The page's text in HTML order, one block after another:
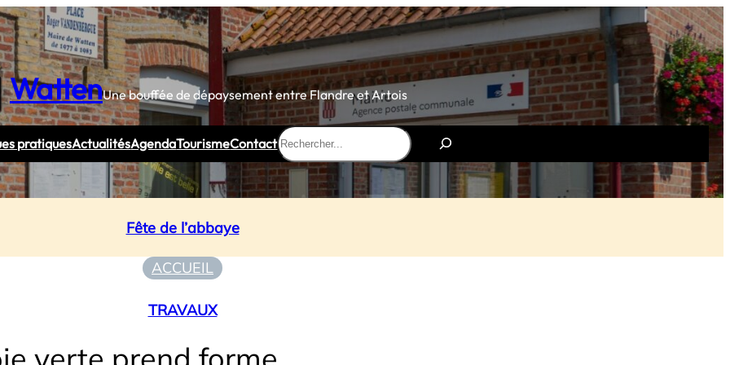
WattenUne bouffée de dépaysement entre Flandre et Artois
pratiquesActualitésAgendaTourismeContact
Rechercher
Fête de l’abbaye
ACCUEIL
TRAVAUX